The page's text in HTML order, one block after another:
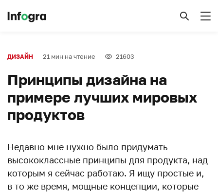
ДИЗАЙН 21 мин на чтение 21603
Принципы дизайна на
примере лучших мировых
продуктов
Недавно мне нужно было придумать
высококлассные принципы для продукта, над
которым я сейчас работаю. Я ищу простые и,
в то же время, мощные концепции, которые